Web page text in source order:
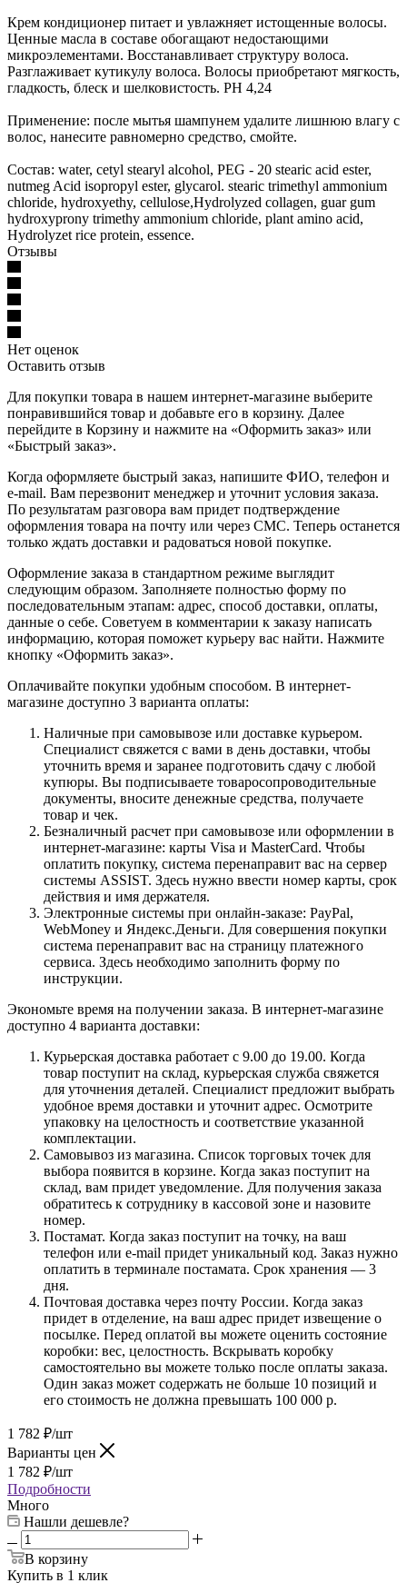
Крем кондиционер питает и увлажняет истощенные волосы.
Ценные масла в составе обогащают недостающими
микроэлементами. Восстанавливает структуру волоса.
Разглаживает кутикулу волоса. Волосы приобретают мягкость,
гладкость, блеск и шелковистость. PH 4,24
Применение: после мытья шампунем удалите лишнюю влагу с
волос, нанесите равномерно средство, смойте.
Состав: water, cetyl stearyl alcohol, PEG - 20 stearic acid ester,
nutmeg Acid isopropyl ester, glycarol. stearic trimethyl ammonium
chloride, hydroxyethy, cellulose,Hydrolyzed collagen, guar gum
hydroxyprony trimethy ammonium chloride, plant amino acid,
Hydrolyzet rice protein, essence.
Отзывы
Нет оценок
Оставить отзыв
Для покупки товара в нашем интернет-магазине выберите
понравившийся товар и добавьте его в корзину. Далее
перейдите в Корзину и нажмите на «Оформить заказ» или
«Быстрый заказ».
Когда оформляете быстрый заказ, напишите ФИО, телефон и
e-mail. Вам перезвонит менеджер и уточнит условия заказа.
По результатам разговора вам придет подтверждение
оформления товара на почту или через СМС. Теперь останется
только ждать доставки и радоваться новой покупке.
Оформление заказа в стандартном режиме выглядит
следующим образом. Заполняете полностью форму по
последовательным этапам: адрес, способ доставки, оплаты,
данные о себе. Советуем в комментарии к заказу написать
информацию, которая поможет курьеру вас найти. Нажмите
кнопку «Оформить заказ».
Оплачивайте покупки удобным способом. В интернет-
магазине доступно 3 варианта оплаты:
Наличные при самовывозе или доставке курьером.
Специалист свяжется с вами в день доставки, чтобы
уточнить время и заранее подготовить сдачу с любой
купюры. Вы подписываете товаросопроводительные
документы, вносите денежные средства, получаете
товар и чек.
Безналичный расчет при самовывозе или оформлении в
интернет-магазине: карты Visa и MasterCard. Чтобы
оплатить покупку, система перенаправит вас на сервер
системы ASSIST. Здесь нужно ввести номер карты, срок
действия и имя держателя.
Электронные системы при онлайн-заказе: PayPal,
WebMoney и Яндекс.Деньги. Для совершения покупки
система перенаправит вас на страницу платежного
сервиса. Здесь необходимо заполнить форму по
инструкции.
Экономьте время на получении заказа. В интернет-магазине
доступно 4 варианта доставки:
Курьерская доставка работает с 9.00 до 19.00. Когда
товар поступит на склад, курьерская служба свяжется
для уточнения деталей. Специалист предложит выбрать
удобное время доставки и уточнит адрес. Осмотрите
упаковку на целостность и соответствие указанной
комплектации.
Самовывоз из магазина. Список торговых точек для
выбора появится в корзине. Когда заказ поступит на
склад, вам придет уведомление. Для получения заказа
обратитесь к сотруднику в кассовой зоне и назовите
номер.
Постамат. Когда заказ поступит на точку, на ваш
телефон или e-mail придет уникальный код. Заказ нужно
оплатить в терминале постамата. Срок хранения — 3
дня.
Почтовая доставка через почту России. Когда заказ
придет в отделение, на ваш адрес придет извещение о
посылке. Перед оплатой вы можете оценить состояние
коробки: вес, целостность. Вскрывать коробку
самостоятельно вы можете только после оплаты заказа.
Один заказ может содержать не больше 10 позиций и
его стоимость не должна превышать 100 000 р.
1 782 ₽/шт
Варианты цен
1 782 ₽/шт
Подробности
Много
Нашли дешевле?
В корзину
Купить в 1 клик